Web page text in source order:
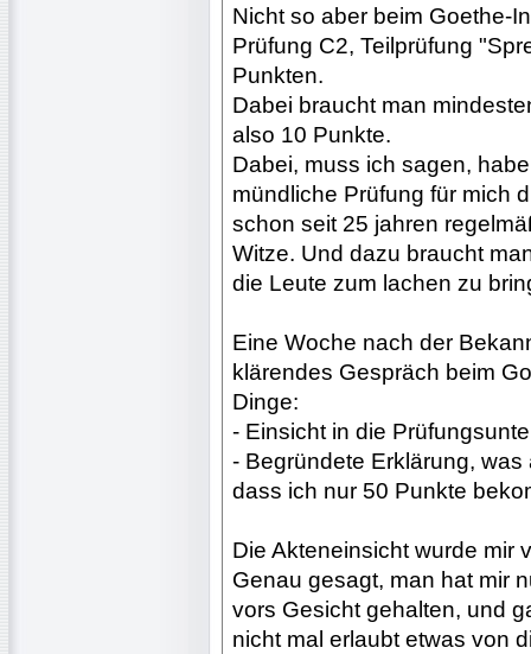
Nicht so aber beim Goethe-
Prüfung C2, Teilprüfung
Punkten.
Dabei braucht man
also 10 Punkte.
Dabei, muss ich sagen,
mündliche Prüfung für mich
schon seit 25 jahren
Witze. Und dazu braucht
die Leute zum lachen zu
Eine Woche nach der
klärendes Gespräch beim
Dinge:
- Einsicht in die
- Begründete Erklärung,
dass ich nur 50 Punkte
Die Akteneinsicht wurde mir
Genau gesagt, man hat mir
vors Gesicht gehalten, und
nicht mal erlaubt etwas von